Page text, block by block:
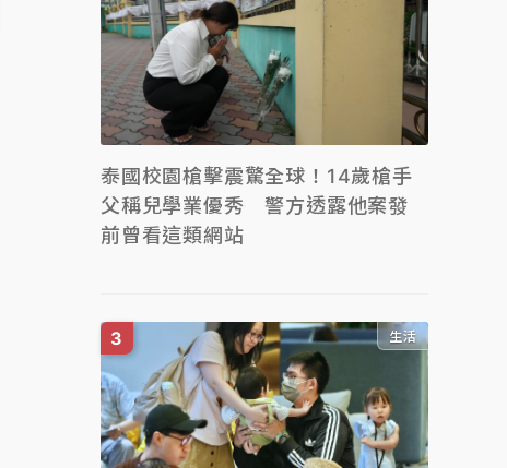
泰國校園槍擊震驚全球！14歲槍手
父稱兒學業優秀 警方透露他案發
前曾看這類網站
生活